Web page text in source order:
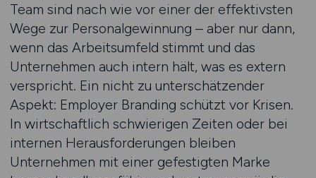
Team sind nach wie vor einer der effektivsten
Wege zur Personalgewinnung – aber nur dann,
wenn das Arbeitsumfeld stimmt und das
Unternehmen auch intern hält, was es extern
verspricht. Ein nicht zu unterschätzender
Aspekt: Employer Branding schützt vor Krisen.
In wirtschaftlich schwierigen Zeiten oder bei
internen Herausforderungen bleiben
Unternehmen mit einer gefestigten Marke